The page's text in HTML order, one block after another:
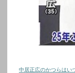
中居正広のかつらはい